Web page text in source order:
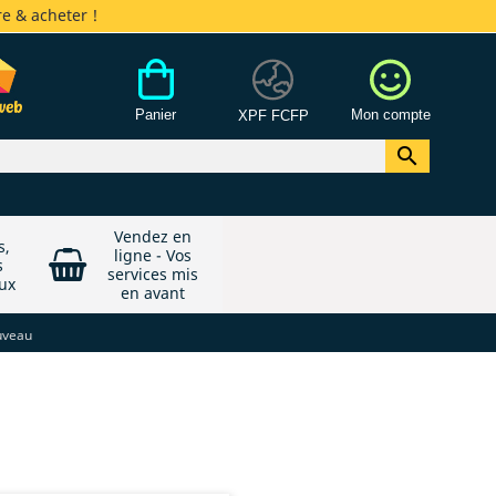
& acheter !
Panier XPF FCFP Mon compte

Vendez en
ligne - Vos
services mis
en avant